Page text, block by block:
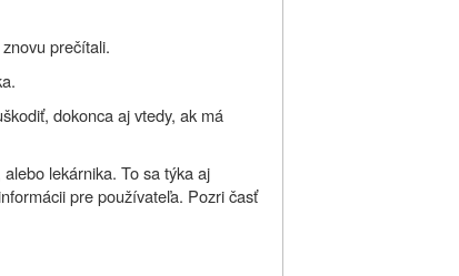
prečítali.
dokonca aj vtedy, ak má
lekárnika. To sa týka aj
pre používateľa. Pozri časť